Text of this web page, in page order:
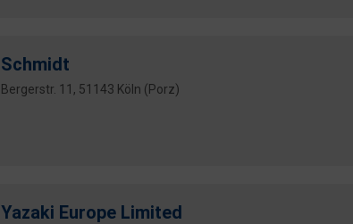
Schmidt
Bergerstr. 11, 51143 Köln (Porz)
Yazaki Europe Limited